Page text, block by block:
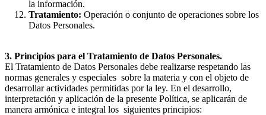
la información.
Tratamiento: Operación o conjunto de operaciones sobre los
Datos Personales.
3. Principios para el Tratamiento de Datos Personales.
El Tratamiento de Datos Personales debe realizarse respetando las
normas generales y especiales sobre la materia y con el objeto de
desarrollar actividades permitidas por la ley. En el desarrollo,
interpretación y aplicación de la presente Política, se aplicarán de
manera armónica e integral los siguientes principios: